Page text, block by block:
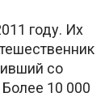
году. Их
со
10 000